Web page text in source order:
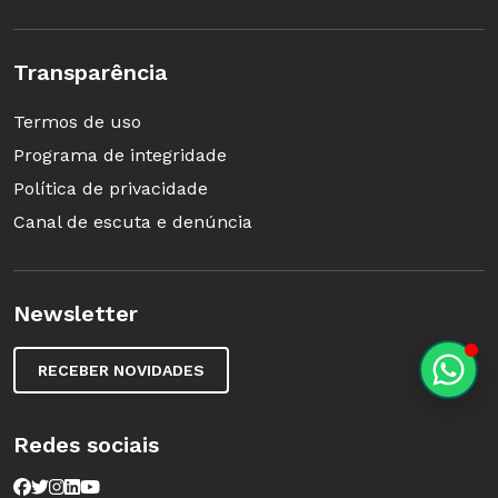
Transparência
Termos de uso
Programa de integridade
Política de privacidade
Canal de escuta e denúncia
Newsletter
RECEBER NOVIDADES
Redes sociais